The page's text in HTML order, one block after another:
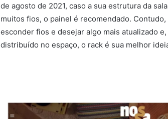
de agosto de 2021, caso a sua estrutura da
muitos fios, o painel é recomendado.
esconder fios e desejar algo mais atualizado
distribuído no espaço, o rack é sua melhor